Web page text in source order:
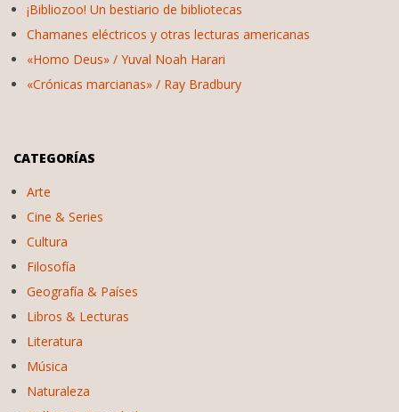
¡Bibliozoo! Un bestiario de bibliotecas
Chamanes eléctricos y otras lecturas americanas
«Homo Deus» / Yuval Noah Harari
«Crónicas marcianas» / Ray Bradbury
CATEGORÍAS
Arte
Cine & Series
Cultura
Filosofía
Geografía & Países
Libros & Lecturas
Literatura
Música
Naturaleza